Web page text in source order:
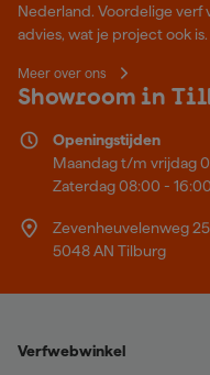
Nederland. Voordelige
advies, wat je project ook is.
Meer over ons
Showroom in
Openingstijden
Maandag t/m vrijdag
Zaterdag 08:00 - 16:00
Zevenheuvelenweg 25
5048 AN Tilburg
Verfwebwinkel